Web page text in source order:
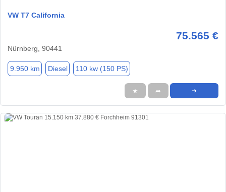
VW T7 California
75.565 €
Nürnberg, 90441
9.950 km Diesel 110 kw (150 PS)
★ ➦ ➜